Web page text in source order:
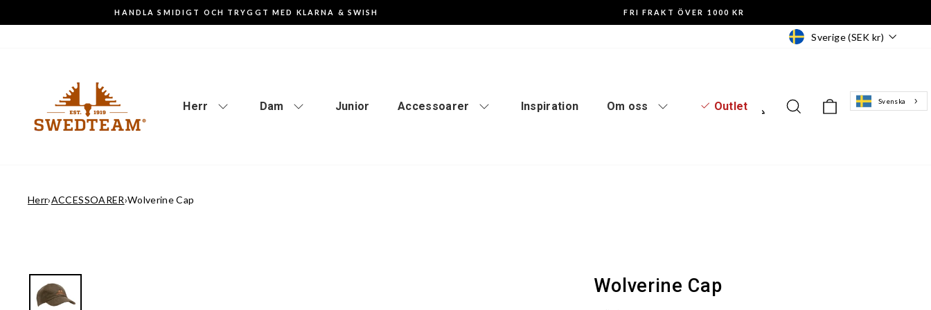
Pausa
HANDLA SMIDIGT OCH TRYGGT MED KLARNA & SWISH FRI FRAKT ÖVER 1000 KR
Valuta
Sverige (SEK kr)
Herr Dam Junior Accessoarer Inspiration Om oss Outlet Logga inSök Varukorg
Svenska
Herr›ACCESSOARER›Wolverine Cap
Wolverine Cap